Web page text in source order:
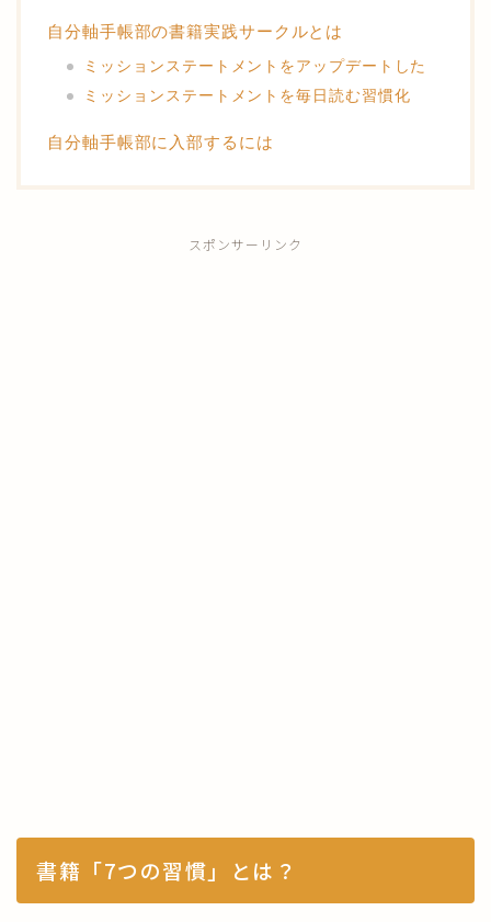
自分軸手帳部の書籍実践サークルとは
ミッションステートメントをアップデートした
ミッションステートメントを毎日読む習慣化
自分軸手帳部に入部するには
スポンサーリンク
書籍「7つの習慣」とは？